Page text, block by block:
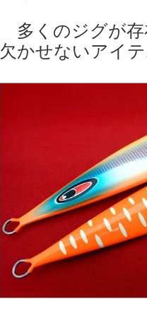
多くのジグが存
欠かせないアイ